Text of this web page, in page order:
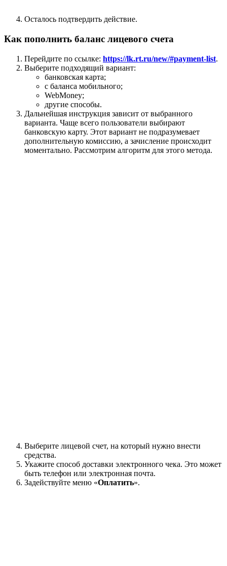
Осталось подтвердить действие.
Как пополнить баланс лицевого счета
Перейдите по ссылке: https://lk.rt.ru/new/#payment-list.
Выберите подходящий вариант:
банковская карта;
с баланса мобильного;
WebMoney;
другие способы.
Дальнейшая инструкция зависит от выбранного
варианта. Чаще всего пользователи выбирают
банковскую карту. Этот вариант не подразумевает
дополнительную комиссию, а зачисление происходит
моментально. Рассмотрим алгоритм для этого метода.
Выберите лицевой счет, на который нужно внести
средства.
Укажите способ доставки электронного чека. Это может
быть телефон или электронная почта.
Задействуйте меню «Оплатить».